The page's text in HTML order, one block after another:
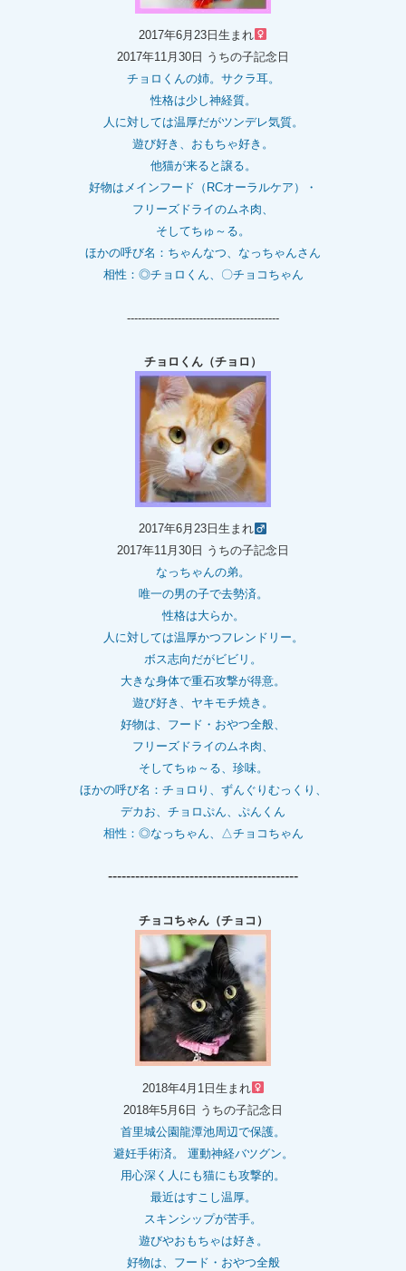
2017年6月23日生まれ
2017年11月30日 うちの子記念日
チョロくんの姉。 サクラ耳。
性格は少し神経質。
人に対しては温厚だがツンデレ気質。
遊び好き、おもちゃ好き。
他猫が来ると譲る。
好物はメインフード（RCオーラルケア）・
フリーズドライのムネ肉、
そしてちゅ～る。
ほかの呼び名：ちゃんなつ、なっちゃんさん
相性：◎チョロくん、〇チョコちゃん
------------------------------------------
チョロくん（チョロ）
2017年6月23日生まれ
2017年11月30日 うちの子記念日
なっちゃんの弟。
唯一の男の子で去勢済。
性格は大らか。
人に対しては温厚かつフレンドリー。
ボス志向だがビビリ。
大きな身体で重石攻撃が得意。
遊び好き、ヤキモチ焼き。
好物は、フード・おやつ全般、
フリーズドライのムネ肉、
そしてちゅ～る、珍味。
ほかの呼び名：チョロり、ずんぐりむっくり、
デカお、チョロぷん、ぷんくん
相性： ◎なっちゃん、△チョコちゃん
------------------------------------------
チョコちゃん（チョコ）
2018年4月1日生まれ
2018年5月6日 うちの子記念日
首里城公園龍潭池周辺で保護。
避妊手術済。 運動神経バツグン。
用心深く人にも猫にも攻撃的。
最近はすこし温厚。
スキンシップが苦手。
遊びやおもちゃは好き。
好物は、フード・おやつ全般